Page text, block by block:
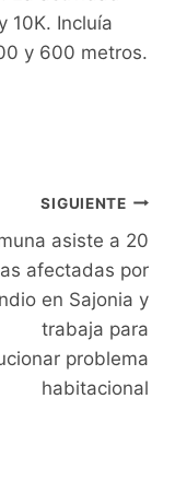
10K. Incluía
y 600 metros.
SIGUIENTE
asiste a 20
afectadas por
en Sajonia y
trabaja para
problema
habitacional